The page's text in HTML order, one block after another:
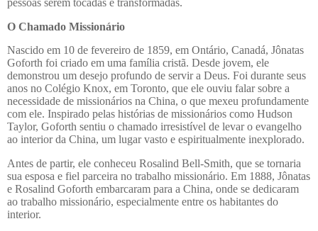
O Chamado Missionário
Nascido em 10 de fevereiro de 1859, em Ontário, Canadá, Jônatas
Goforth foi criado em uma família cristã. Desde jovem, ele
demonstrou um desejo profundo de servir a Deus. Foi durante seus
anos no Colégio Knox, em Toronto, que ele ouviu falar sobre a
necessidade de missionários na China, o que mexeu profundamente
com ele. Inspirado pelas histórias de missionários como Hudson
Taylor, Goforth sentiu o chamado irresistível de levar o evangelho
ao interior da China, um lugar vasto e espiritualmente inexplorado.
Antes de partir, ele conheceu Rosalind Bell-Smith, que se tornaria
sua esposa e fiel parceira no trabalho missionário. Em 1888, Jônatas
e Rosalind Goforth embarcaram para a China, onde se dedicaram
ao trabalho missionário, especialmente entre os habitantes do
interior.